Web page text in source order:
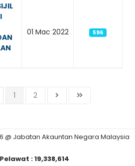
01 Mac 2022 596
1
2
@ Jabatan Akauntan Negara Malaysia
:19,338,614